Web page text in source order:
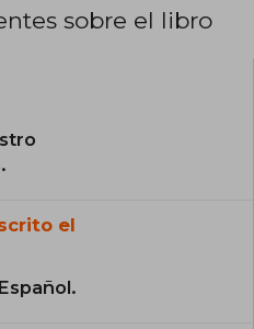
sobre el libro
el